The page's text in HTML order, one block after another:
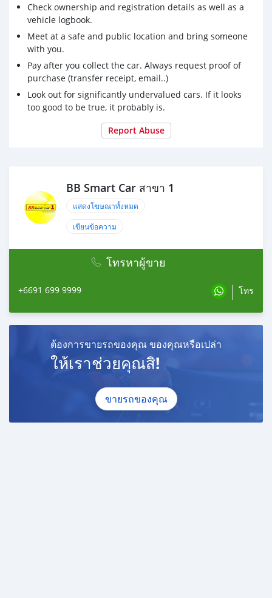
รหัสรถ 1D087 ราคา 449,000บาท ผ่อนเพียง 7,182 บาท
Brand. : FORD Year. : 2019
Model. : RANGER Grade. : 2.2 XLT DBL CAB HI-RIDER
Engine. : 2200 CC Type. : ดีเซล
Gearbox : AT Color. : ดำ
Mileage. : 54,XXX KM.
(ซื้อสด ราคานี้ยังไม่รวมค่าดำเนินการ 10,000 บ.)
🚩 Price. 449,000บาท
ยอดจัด : 459,000บาท
ผ่อน 36 งวด = 13,818 บาท
ผ่อน 48 งวด = 10,630 บาท
ผ่อน 60 งวด = 8,833 บาท
ผ่อน 72 งวด = 7,902 บาท
เงื่อนไขเป็นไปตามที่ไฟแนนซ์กำหนด
โปรโมชั่นพิเศษ สำหรับลูกค้าเครดิตดีลือกรับเรทดอกเบี้ย
📍36 งวด = 1.29 %
📍48 งวด = 1.99 %
📍60 งวด = 2.39 %
📍72 งวด = 3.59 %
🔥 เงื่อนไข โปรโมชั่น ดอกเบี้ยเริ่มต้น 1.29% ตลอดอายุ
- ยอดจัดไฟแนนซ์ 300,000-600,000 บาท
- เป็นลูกค้าประวัติดี พนักงานประจำเงินเดือน 20,000 ขึ้นไป
Check ownership and registration details as well as a
vehicle logbook.
Meet at a safe and public location and bring someone
with you.
Pay after you collect the car. Always request proof of
purchase (transfer receipt, email..)
Look out for significantly undervalued cars. If it looks
too good to be true, it probably is.
Report Abuse
BB Smart Car สาขา 1
แสดงโฆษณาทั้งหมด
เขียนข้อความ
โทรหาผู้ขาย
+6691 699 9999 โทร
ต้องการขายรถของคุณ ของคุณหรือเปล่า
ให้เราช่วยคุณสิ!
ขายรถของคุณ